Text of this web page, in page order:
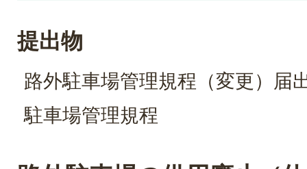
提出物
路外駐車場管理規程（変更）届
駐車場管理規程